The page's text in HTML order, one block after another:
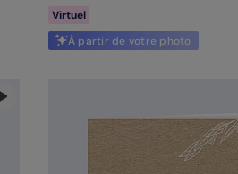
Virtuel
À partir de votre photo